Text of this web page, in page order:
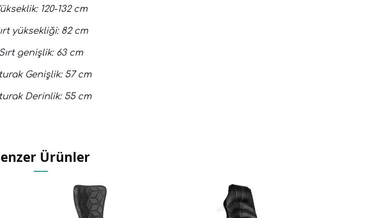
120-132 cm
yüksekliği: 82 cm
genişlik: 63 cm
Genişlik: 57 cm
Derinlik: 55 cm
Ürünler